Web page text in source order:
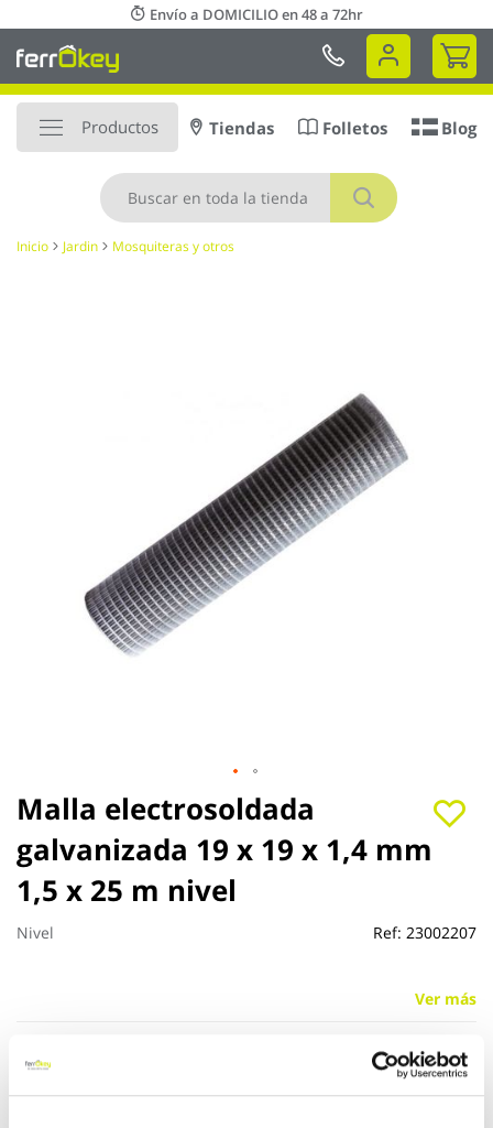
al
contenido
Envío a DOMICILIO en 48 a 72hr
Mi
Productos
Buscar
Tiendas Folletos Blog
Inicio Jardin Mosquiteras y otros
Malla electrosoldada
galvanizada 19 x 19 x 1,4 mm
1,5 x 25 m nivel
Nivel Ref: 23002207
Ver más
179,00 €
Saltar
al
comienzo
de
la
galería
de